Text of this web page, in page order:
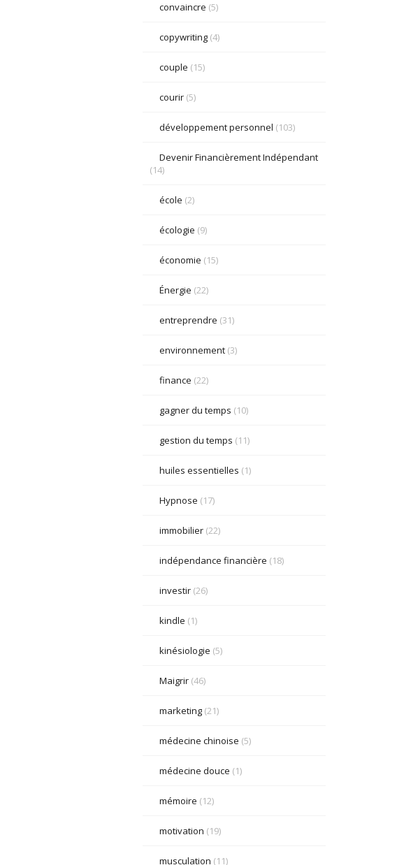
convaincre (5)
copywriting(4)
couple (15)
courir(5)
développement personnel (103)
Devenir Financièrement Indépendant
(14)
école (2)
écologie (9)
économie (15)
Énergie (22)
entreprendre (31)
environnement(3)
finance (22)
gagner du temps (10)
gestion du temps (11)
huiles essentielles (1)
Hypnose (17)
immobilier(22)
indépendance financière (18)
investir(26)
kindle (1)
kinésiologie (5)
Maigrir(46)
marketing(21)
médecine chinoise (5)
médecine douce (1)
mémoire (12)
motivation (19)
musculation (11)